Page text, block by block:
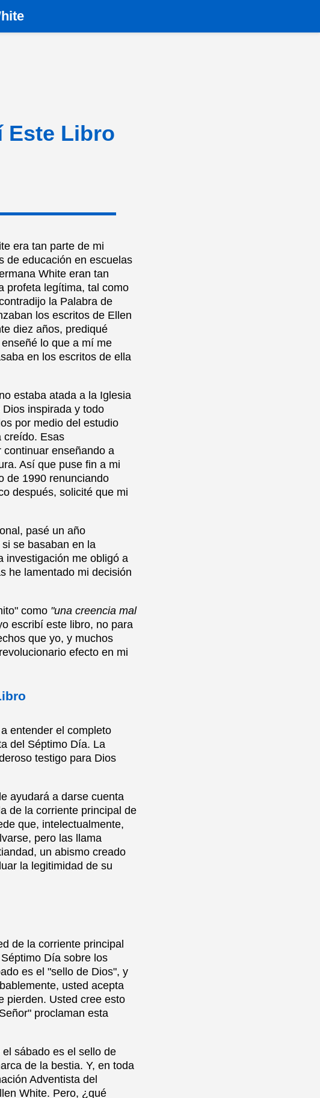
Este Libro
era tan parte de mi
de educación en escuelas
White eran tan
profeta legítima, tal como
la Palabra de
los escritos de Ellen
diez años, prediqué
lo que a mí me
en los escritos de ella
estaba atada a la Iglesia
inspirada y todo
por medio del estudio
creído. Esas
enseñando a
Así que puse fin a mi
de 1990 renunciando
después, solicité que mi
pasé un año
se basaban en la
investigación me obligó a
he lamentado mi decisión
como "una creencia mal
escribí este libro, no para
que yo, y muchos
efecto en mi
entender el completo
del Séptimo Día. La
testigo para Dios
ayudará a darse cuenta
de la corriente principal de
que, intelectualmente,
pero las llama
un abismo creado
la legitimidad de su
de la corriente principal
Día sobre los
es el "sello de Dios", y
usted acepta
pierden. Usted cree esto
proclaman esta
sábado es el sello de
de la bestia. Y, en toda
Adventista del
White. Pero, ¿qué